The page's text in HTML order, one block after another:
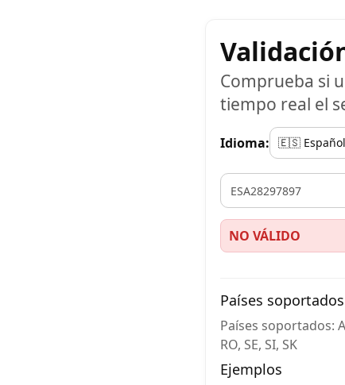
Comprueba si
tiempo real el
Idioma:
VAT
NO VÁLIDO
Países soportados
Países soportados:
RO, SE, SI, SK
Ejemplos